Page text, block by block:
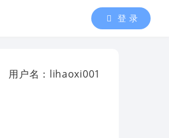
登 录
用户名：lihaoxi001